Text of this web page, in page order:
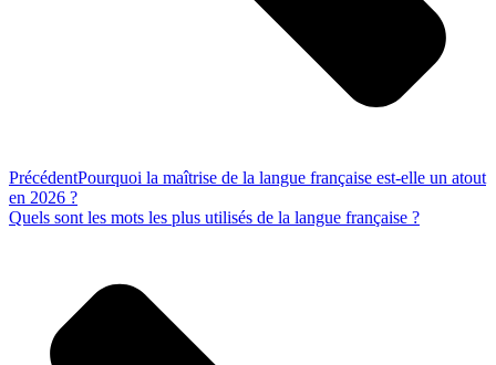
PrécédentPourquoi la maîtrise de la langue française est-elle un atout
en 2026 ?
Quels sont les mots les plus utilisés de la langue française ?